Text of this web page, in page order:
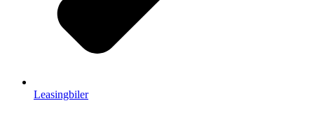
Leasingbiler